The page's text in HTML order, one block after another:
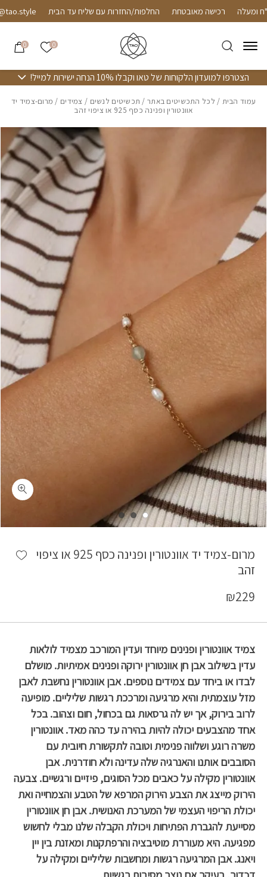
Skip to Contentרכישה מאובטחת החלפות/החזרות עם שליח עד הבית
0 הרשימה
0
הצטרפו למועדון הלקוחות של טאו וקבלו 10% הנחה ישירות למייל!
עמוד הבית / לכל התכשיטים באתר/ תכשיטים לנשים / צמידים / מרום-צמיד יד
אוונטורין ופנינה כסף 925 או ציפוי זהב
מרום-צמיד יד אוונטורין ופנינה כסף 925 או ציפוי
זהב
₪229
צמיד אוונטורין ופנינים מיוחד ועדין המורכב מצמיד לולאות
עדין בשילוב אבן חן אוונטורין ירוקה ופנינים אמיתיות. מושלם
לבדו או ביחד עם צמידים נוספים. אבן אוונטורין נחשבת לאבן
מזל עוצמתית והיא מרגיעה ומרככת רגשות שליליים. מופיעה
לרוב בירוק, אך יש לה גרסאות גם בכחול, חום וצהוב. בכל
אחד מהצבעים יכולה להיות בהירה עד כהה מאד. אוונטורין
משרה רוגע ושלווה פנימית וטובה לתקשורת חיובית עם
הסובבים אותנו והאנרגיה שלה עדינה ולא חודרנית. אבן
אוונטורין מקילה על כאבים מכל הסוגים, פיזיים ורגשיים. צבעה
הירוק מייצג את הצבע הירוק המרפא של הטבע והצמחייה ואת
יכולת הריפוי העצמי של המערכת האנושית. אבן חן אוונטורין
מסייעת להגברת הפתיחות ויכולת הקבלה שלנו מבלי לחשוש
מפגיעה. היא מעוררת מוטיבציה והרפתקנות ומאזנת בין יין
ויאנג. אבן המרגיעה רגשות ומחשבות שליליים ומקילה על
בחזרה למעלה